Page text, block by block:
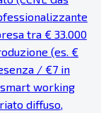
tra € 33.000
(es. €
/ €7 in
working
diffuso,